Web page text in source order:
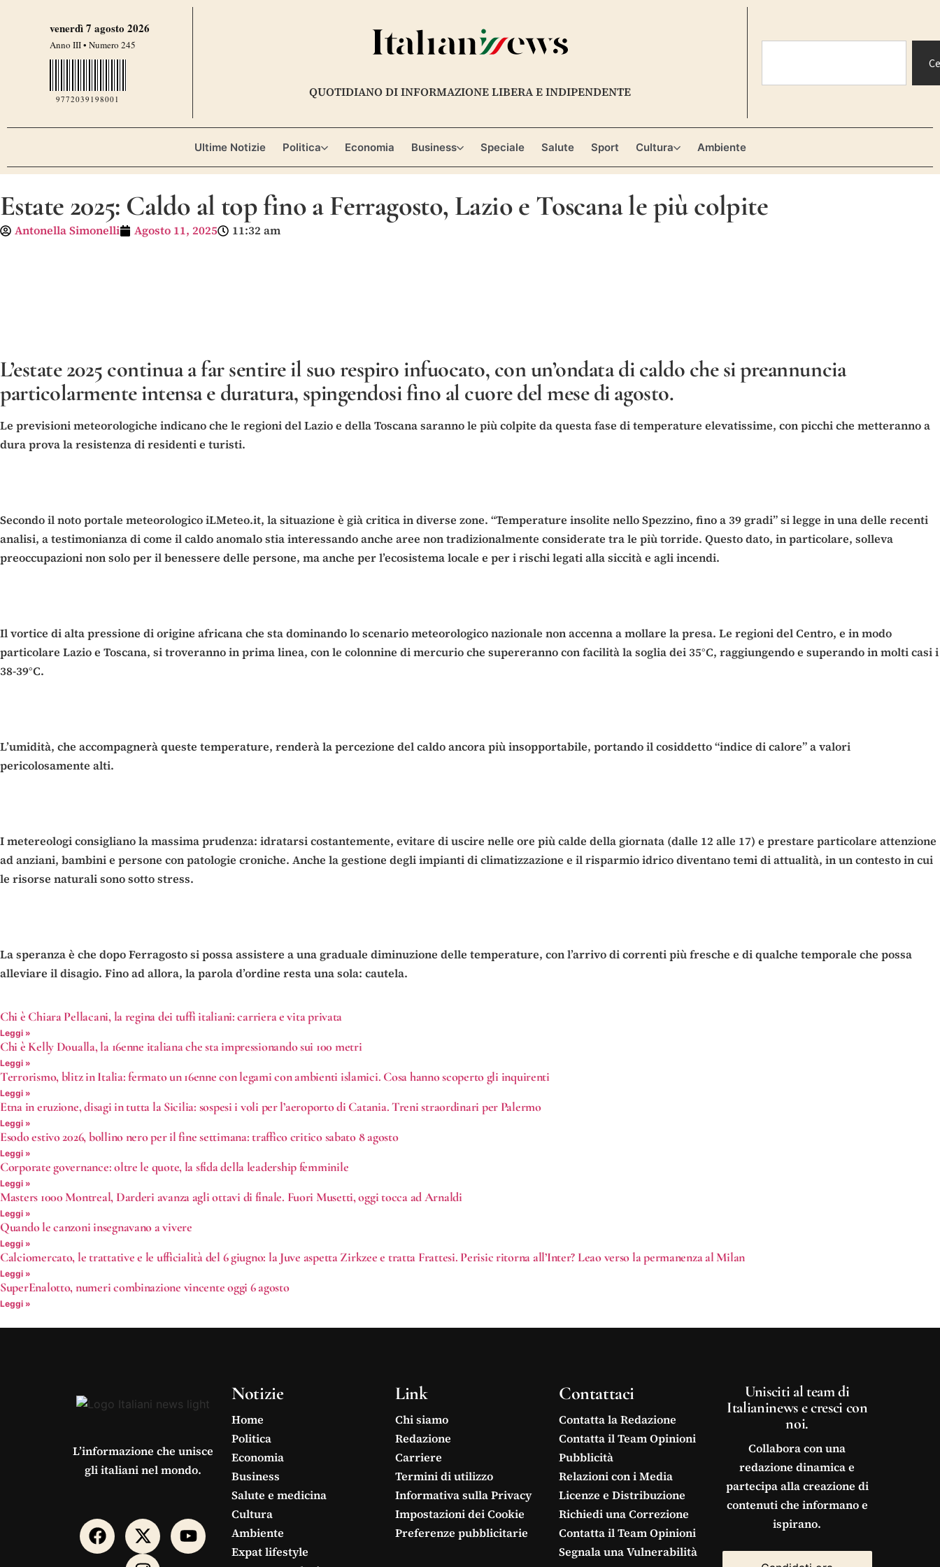
venerdì 7 agosto 2026
Anno III • Numero 245
9772039198001 QUOTIDIANO DI INFORMAZIONE LIBERA E INDIPENDENTE
Ultime Notizie Politica Economia Business Speciale Salute Sport Cultura Ambiente
Estate 2025: Caldo al top fino a Ferragosto, Lazio e Toscana le più colpite
Antonella Simonelli Agosto 11, 2025 11:32 am
L’estate 2025 continua a far sentire il suo respiro infuocato, con un’ondata di caldo che si preannuncia
particolarmente intensa e duratura, spingendosi fino al cuore del mese di agosto.
Le previsioni meteorologiche indicano che le regioni del Lazio e della Toscana saranno le più colpite da questa fase di temperature elevatissime, con picchi che metteranno a
dura prova la resistenza di residenti e turisti.
Secondo il noto portale meteorologico iLMeteo.it, la situazione è già critica in diverse zone. “Temperature insolite nello Spezzino, fino a 39 gradi” si legge in una delle recenti
analisi, a testimonianza di come il caldo anomalo stia interessando anche aree non tradizionalmente considerate tra le più torride. Questo dato, in particolare, solleva
preoccupazioni non solo per il benessere delle persone, ma anche per l’ecosistema locale e per i rischi legati alla siccità e agli incendi.
Il vortice di alta pressione di origine africana che sta dominando lo scenario meteorologico nazionale non accenna a mollare la presa. Le regioni del Centro, e in modo
particolare Lazio e Toscana, si troveranno in prima linea, con le colonnine di mercurio che supereranno con facilità la soglia dei 35°C, raggiungendo e superando in molti casi i
38-39°C.
L’umidità, che accompagnerà queste temperature, renderà la percezione del caldo ancora più insopportabile, portando il cosiddetto “indice di calore” a valori
pericolosamente alti.
I metereologi consigliano la massima prudenza: idratarsi costantemente, evitare di uscire nelle ore più calde della giornata (dalle 12 alle 17) e prestare particolare attenzione
ad anziani, bambini e persone con patologie croniche. Anche la gestione degli impianti di climatizzazione e il risparmio idrico diventano temi di attualità, in un contesto in cui
le risorse naturali sono sotto stress.
La speranza è che dopo Ferragosto si possa assistere a una graduale diminuzione delle temperature, con l’arrivo di correnti più fresche e di qualche temporale che possa
alleviare il disagio. Fino ad allora, la parola d’ordine resta una sola: cautela.
Chi è Chiara Pellacani, la regina dei tuffi italiani: carriera e vita privata
Leggi »
Chi è Kelly Doualla, la 16enne italiana che sta impressionando sui 100 metri
Leggi »
Terrorismo, blitz in Italia: fermato un 16enne con legami con ambienti islamici. Cosa hanno scoperto gli inquirenti
Leggi »
Etna in eruzione, disagi in tutta la Sicilia: sospesi i voli per l’aeroporto di Catania. Treni straordinari per Palermo
Leggi »
Esodo estivo 2026, bollino nero per il fine settimana: traffico critico sabato 8 agosto
Leggi »
Corporate governance: oltre le quote, la sfida della leadership femminile
Leggi »
Masters 1000 Montreal, Darderi avanza agli ottavi di finale. Fuori Musetti, oggi tocca ad Arnaldi
Leggi »
Quando le canzoni insegnavano a vivere
Leggi »
Calciomercato, le trattative e le ufficialità del 6 giugno: la Juve aspetta Zirkzee e tratta Frattesi. Perisic ritorna all’Inter? Leao verso la permanenza al Milan
Leggi »
SuperEnalotto, numeri combinazione vincente oggi 6 agosto
Leggi »
L’informazione che unisce
gli italiani nel mondo.
Notizie
Home
Politica
Economia
Business
Salute e medicina
Cultura
Ambiente
Expat lifestyle
Link
Chi siamo
Redazione
Carriere
Termini di utilizzo
Informativa sulla Privacy
Impostazioni dei Cookie
Preferenze pubblicitarie
Contattaci
Contatta la Redazione
Contatta il Team Opinioni
Pubblicità
Relazioni con i Media
Licenze e Distribuzione
Richiedi una Correzione
Contatta il Team Opinioni
Segnala una Vulnerabilità
Unisciti al team di
Italianinews e cresci con
noi.
Collabora con una
redazione dinamica e
partecipa alla creazione di
contenuti che informano e
ispirano.